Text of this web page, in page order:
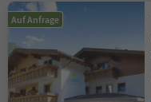
Auf Anfrage